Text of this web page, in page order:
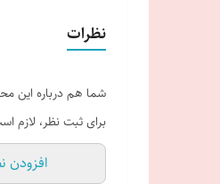
نظرات
شما هم درباره این
برای ثبت نظر، لازم
افزودن